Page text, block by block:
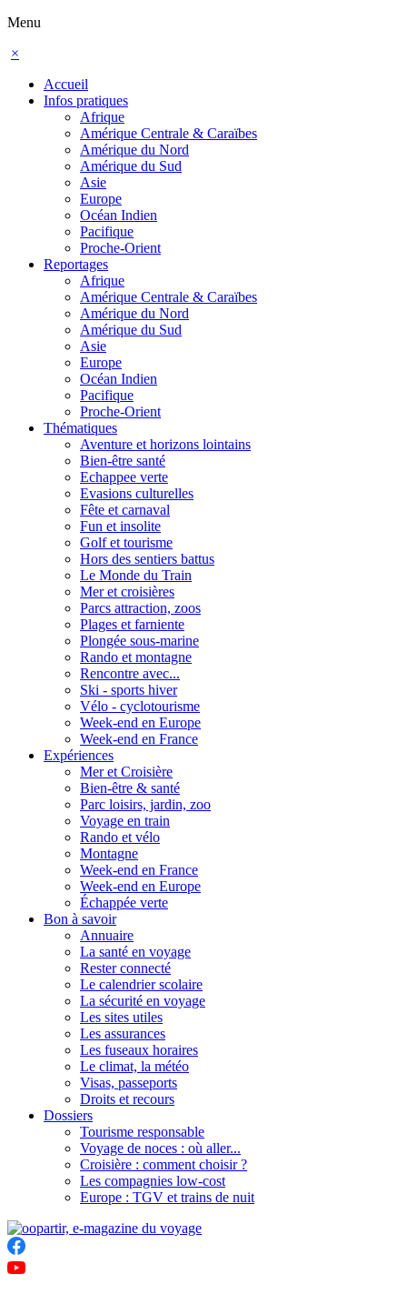
Menu
×
Accueil
Infos pratiques
Afrique
Amérique Centrale & Caraïbes
Amérique du Nord
Amérique du Sud
Asie
Europe
Océan Indien
Pacifique
Proche-Orient
Reportages
Afrique
Amérique Centrale & Caraïbes
Amérique du Nord
Amérique du Sud
Asie
Europe
Océan Indien
Pacifique
Proche-Orient
Thématiques
Aventure et horizons lointains
Bien-être santé
Echappee verte
Evasions culturelles
Fête et carnaval
Fun et insolite
Golf et tourisme
Hors des sentiers battus
Le Monde du Train
Mer et croisières
Parcs attraction, zoos
Plages et farniente
Plongée sous-marine
Rando et montagne
Rencontre avec...
Ski - sports hiver
Vélo - cyclotourisme
Week-end en Europe
Week-end en France
Expériences
Mer et Croisière
Bien-être & santé
Parc loisirs, jardin, zoo
Voyage en train
Rando et vélo
Montagne
Week-end en France
Week-end en Europe
Échappée verte
Bon à savoir
Annuaire
La santé en voyage
Rester connecté
Le calendrier scolaire
La sécurité en voyage
Les sites utiles
Les assurances
Les fuseaux horaires
Le climat, la météo
Visas, passeports
Droits et recours
Dossiers
Tourisme responsable
Voyage de noces : où aller...
Croisière : comment choisir ?
Les compagnies low-cost
Europe : TGV et trains de nuit